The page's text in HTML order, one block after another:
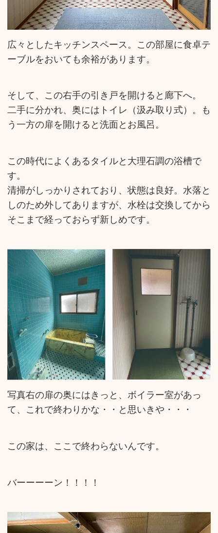
広々としたキッチンスペース。この部屋に食卓テ
ーブルをおいても余裕があります。
そして、この右手の引き戸を開けると廊下へ。
二手に分かれ、奥にはトイレ（汲み取り式）。も
う一方の扉を開けると洗面とお風呂。
この時代によくあるタイルと大理石調の浴槽で
す。
清掃がしっかりされており、状態は良好。水落と
しのため外してありますが、水栓は交換してから
そこまで経っておらず新しめです。
写真右の扉の奥にはきっと、ボイラー室があっ
て、これで終わりかな・・と思いきや・・・
この家は、ここで終わらないんです。
バーーーーン！！！！